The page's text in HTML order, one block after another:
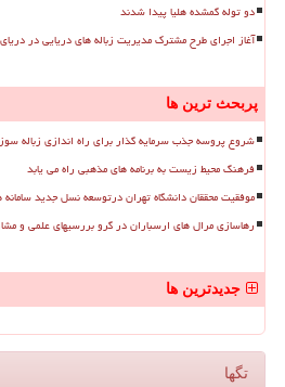
دو توله گمشده هلیا پیدا شدند
آغاز اجرای طرح مشترک مدیریت زباله های دریایی در
پربحث ترین ها
شروع پروسه جذب سرمایه گذار برای راه اندازی زباله سوز ۳۰۰ تنی اصفهان
فرهنگ محیط زیست به برنامه های مذهبی راه می یابد
موفقیت محققان دانشگاه تهران درتوسعه نسل جدید
رهاسازی مرال های ارسباران در گرو بررسیهای علمی و
جدیدترین ها
تگها